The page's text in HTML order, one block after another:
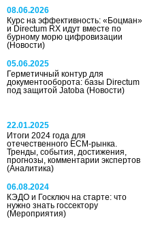
08.06.2026
Курс на эффективность: «Боцман»
и Directum RX идут вместе по
бурному морю цифровизации
(Новости)
05.06.2025
Герметичный контур для
документооборота: базы Directum
под защитой Jatoba (Новости)
22.01.2025
Итоги 2024 года для
отечественного ЕСМ-рынка.
Тренды, события, достижения,
прогнозы, комментарии экспертов
(Аналитика)
06.08.2024
КЭДО и Госключ на старте: что
нужно знать госсектору
(Мероприятия)